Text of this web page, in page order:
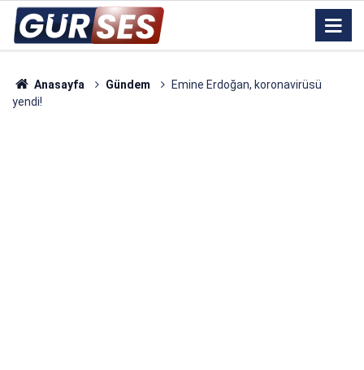
Anasayfa Gündem
Emine Erdoğan, koronavirüsü
yendi!